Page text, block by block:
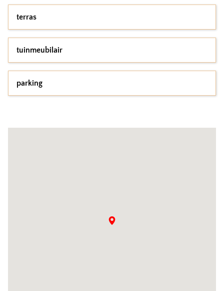
terras
tuinmeubilair
parking